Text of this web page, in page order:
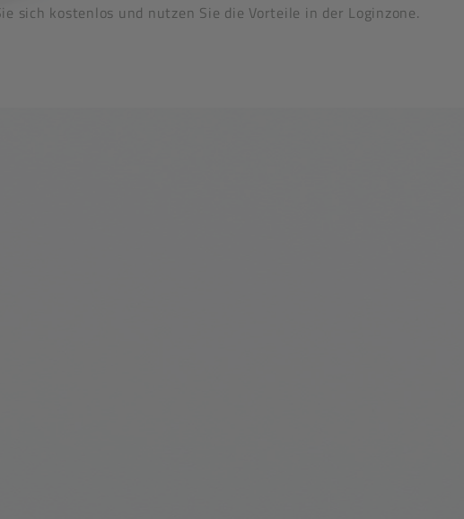
sich kostenlos und nutzen Sie die Vorteile in der Loginzone.